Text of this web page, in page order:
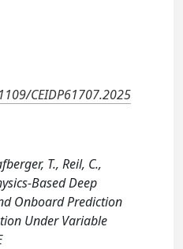
CEIDP61707.2025
T., Reil, C.,
Based Deep
Onboard Prediction
Under Variable